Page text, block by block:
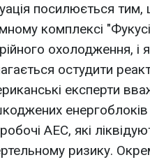
посилюється
комплексі
охолодження, і
остудити
експерти
енергоблоків
АЕС, які
ризику.